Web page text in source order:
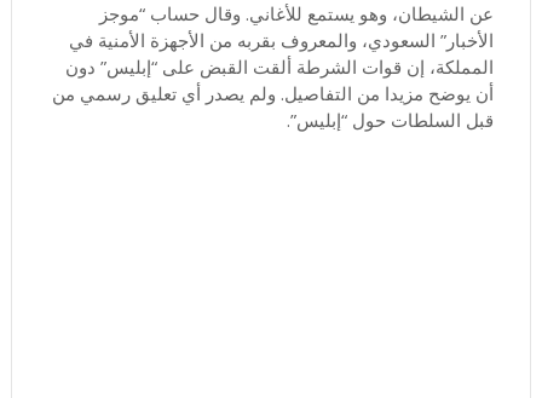
عن الشيطان، وهو يستمع للأغاني. وقال حساب “موجز
الأخبار” السعودي، والمعروف بقربه من الأجهزة الأمنية في
المملكة، إن قوات الشرطة ألقت القبض على “إبليس” دون
أن يوضح مزيدا من التفاصيل. ولم يصدر أي تعليق رسمي من
قبل السلطات حول “إبليس”.